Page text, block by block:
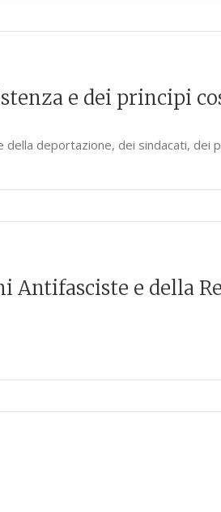
e dei principi
deportazione, dei sindacati,
Antifasciste e della